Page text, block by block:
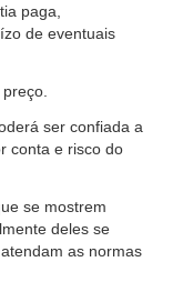
paga,
de eventuais
ser confiada a
conta e risco do
se mostrem
deles se
as normas